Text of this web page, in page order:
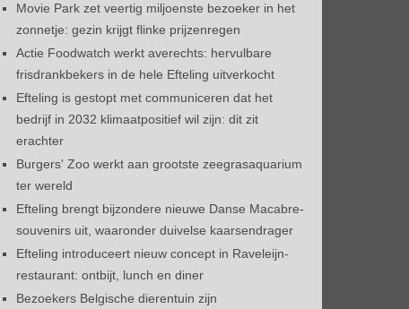
Movie Park zet veertig miljoenste bezoeker in het
zonnetje: gezin krijgt flinke prijzenregen
Actie Foodwatch werkt averechts: hervulbare
frisdrankbekers in de hele Efteling uitverkocht
Efteling is gestopt met communiceren dat het
bedrijf in 2032 klimaatpositief wil zijn: dit zit
erachter
Burgers' Zoo werkt aan grootste zeegrasaquarium
ter wereld
Efteling brengt bijzondere nieuwe Danse Macabre-
souvenirs uit, waaronder duivelse kaarsendrager
Efteling introduceert nieuw concept in Raveleijn-
restaurant: ontbijt, lunch en diner
Bezoekers Belgische dierentuin zijn